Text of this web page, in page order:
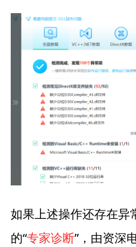
如果上述操作还存在异
的“专家诊断”，由资深